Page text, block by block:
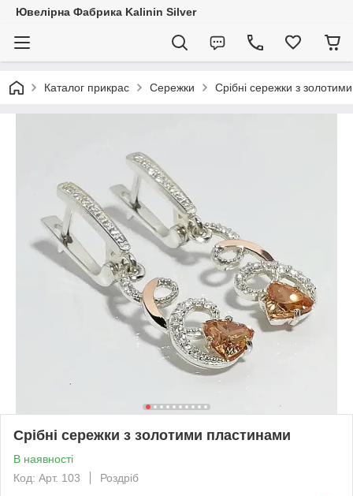
Ювелірна Фабрика Kalinin Silver
Каталог прикрас Сережки Срібні сережки з
Срібні сережки з золотими пластинами
В наявності
Код: Арт. 103
Роздріб